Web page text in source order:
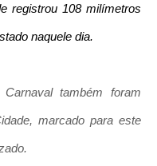
registrou 108 milímetros
naquele dia.
também foram
marcado para este